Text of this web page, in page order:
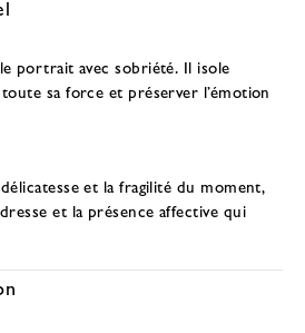
portrait avec sobriété. Il isole
sa force et préserver l’émotion
et la fragilité du moment,
et la présence affective qui